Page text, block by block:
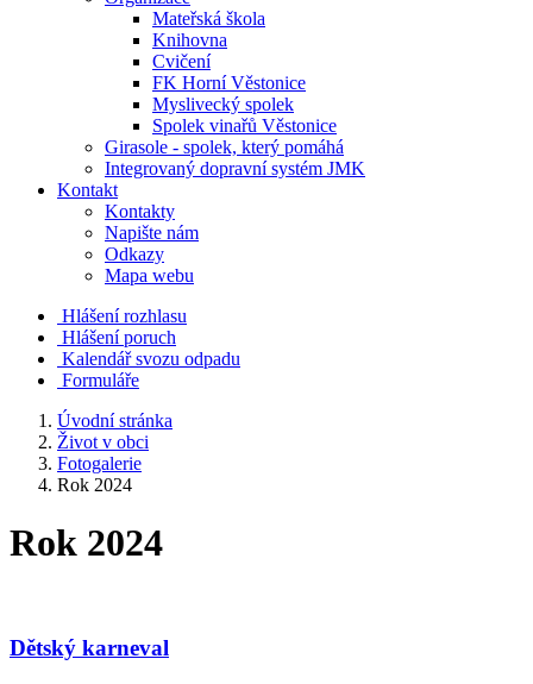
Mateřská škola
Knihovna
Cvičení
FK Horní Věstonice
Myslivecký spolek
Spolek vinařů Věstonice
Girasole - spolek, který pomáhá
Integrovaný dopravní systém JMK
Kontakt
Kontakty
Napište nám
Odkazy
Mapa webu
Hlášení rozhlasu
Hlášení poruch
Kalendář svozu odpadu
Formuláře
Úvodní stránka
Život v obci
Fotogalerie
Rok 2024
Rok 2024
Dětský karneval